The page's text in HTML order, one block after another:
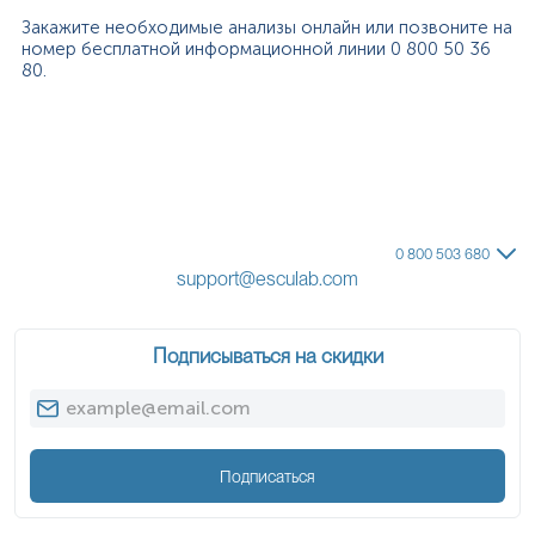
Закажите необходимые анализы онлайн или позвоните на
номер бесплатной информационной линии 0 800 50 36
80.
0 800 503 680
support@esculab.com
Подписываться на скидки
Подписаться